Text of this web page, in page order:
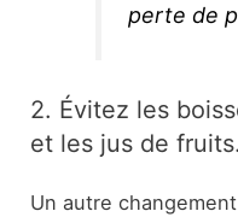
perte de
2. Évitez les
et les jus de fruits.
Un autre